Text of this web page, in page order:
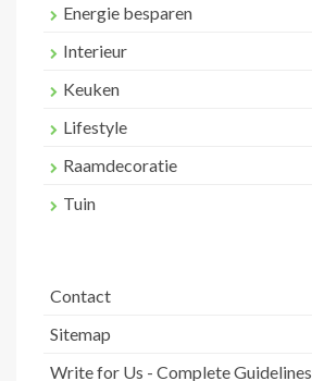
Energie besparen
Interieur
Keuken
Lifestyle
Raamdecoratie
Tuin
Contact
Sitemap
Write for Us - Complete Guidelines